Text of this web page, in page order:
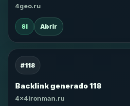
4geo.ru
SI Abrir
#118
Backlink generado 118
4x4ironman.ru